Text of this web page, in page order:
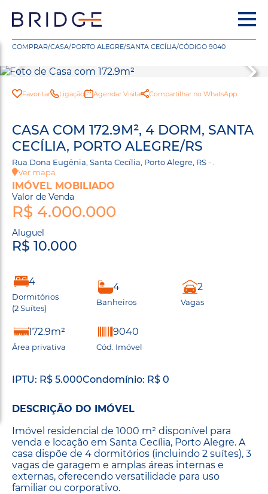
COMPRAR/CASA/PORTO ALEGRE/SANTA CECÍLIA/CÓDIGO 9040
Favoritar Ligação Agendar Visita Compartilhar no WhatsApp
CASA COM 172.9M², 4 DORM, SANTA
CECÍLIA, PORTO ALEGRE/RS
Rua Dona Eugênia, Santa Cecília, Porto Alegre, RS - .
Ver mapa
IMÓVEL MOBILIADO
Valor de Venda
R$ 4.000.000
Aluguel
R$ 10.000
4
Dormitórios
(2 Suítes)
4
Banheiros
2
Vagas
172.9m²
Área privativa
9040
Cód. Imóvel
IPTU: R$ 5.000Condomínio: R$ 0
DESCRIÇÃO DO IMÓVEL
Imóvel residencial de 1000 m² disponível para
venda e locação em Santa Cecília, Porto Alegre. A
casa dispõe de 4 dormitórios (incluindo 2 suítes), 3
vagas de garagem e amplas áreas internas e
externas, oferecendo versatilidade para uso
familiar ou corporativo.